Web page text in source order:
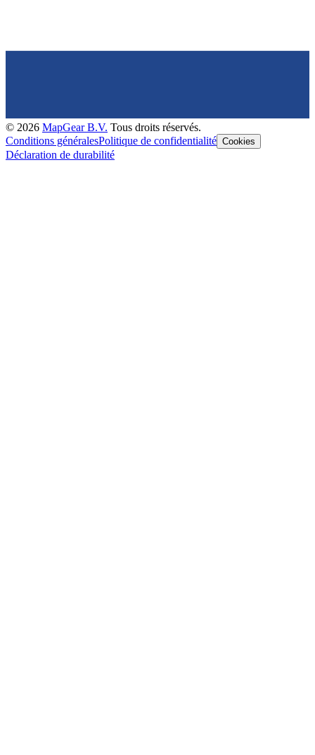
© 2026 MapGear B.V. Tous droits réservés.
Conditions généralesPolitique de confidentialité Cookies
Déclaration de durabilité